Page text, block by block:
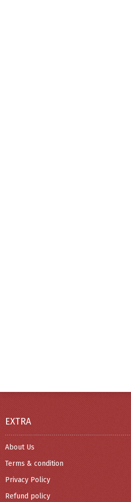
EXTRA
About Us
Terms & condition
Privacy Policy
Refund policy